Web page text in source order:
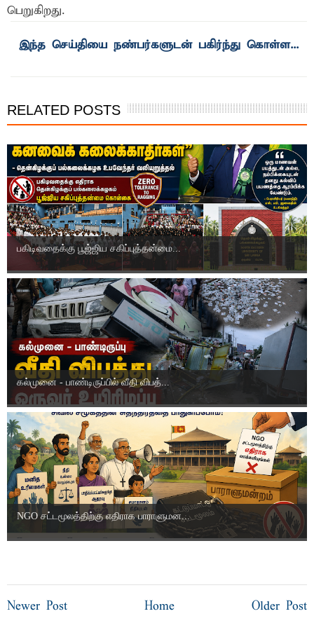
பெறுகிறது.
இந்த செய்தியை நண்பர்களுடன் பகிர்ந்து கொள்ள...
RELATED POSTS
பகிடிவதைக்கு பூஜ்ஜிய சகிப்புத்தன்மை...
கல்முனை - பாண்டிருப்பில் வீதி விபத்...
NGO சட்டமூலத்திற்கு எதிராக பாராளுமன...
Newer Post Older Post
Home